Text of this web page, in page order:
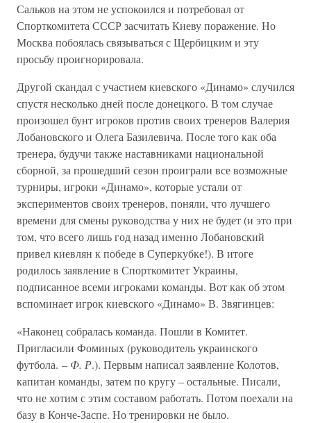
Сальков на этом не успокоился и потребовал от
Спорткомитета СССР засчитать Киеву поражение. Но
Москва побоялась связываться с Щербицким и эту
просьбу проигнорировала.
Другой скандал с участием киевского «Динамо» случился
спустя несколько дней после донецкого. В том случае
произошел бунт игроков против своих тренеров Валерия
Лобановского и Олега Базилевича. После того как оба
тренера, будучи также наставниками национальной
сборной, за прошедший сезон проиграли все возможные
турниры, игроки «Динамо», которые устали от
экспериментов своих тренеров, поняли, что лучшего
времени для смены руководства у них не будет (и это при
том, что всего лишь год назад именно Лобановский
привел киевлян к победе в Суперкубке!). В итоге
родилось заявление в Спорткомитет Украины,
подписанное всеми игроками команды. Вот как об этом
вспоминает игрок киевского «Динамо» В. Звягинцев:
«Наконец собралась команда. Пошли в Комитет.
Пригласили Фоминых (руководитель украинского
футбола. – Ф. Р.). Первым написал заявление Колотов,
капитан команды, затем по кругу – остальные. Писали,
что не хотим с этим составом работать. Потом поехали на
базу в Конче-Заспе. Но тренировки не было.